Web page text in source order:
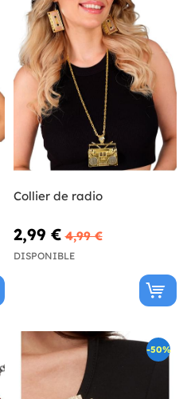
Collier de radio
2,99 € 4,99 €
DISPONIBLE
-50%